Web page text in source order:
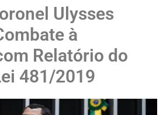
Ulysses
à
Relatório do
481/2019